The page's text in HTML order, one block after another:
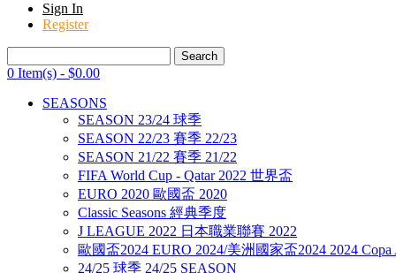
Sign In
Register
0 Item(s) - $0.00
SEASONS
SEASON 23/24 球季
SEASON 22/23 賽季 22/23
SEASON 21/22 賽季 21/22
FIFA World Cup - Qatar 2022 世界盃
EURO 2020 歐國盃 2020
Classic Seasons 經典季度
J LEAGUE 2022 日本職業聯賽 2022
歐國盃2024 EURO 2024/美洲國家盃2024 2024 Copa
24/25 球季 24/25 SEASON